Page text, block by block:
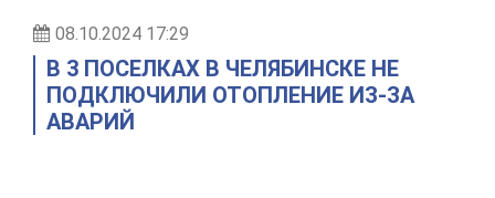
08.10.2024 17:29
В 3 ПОСЕЛКАХ В ЧЕЛЯБИНСКЕ НЕ
ПОДКЛЮЧИЛИ ОТОПЛЕНИЕ ИЗ-ЗА
АВАРИЙ